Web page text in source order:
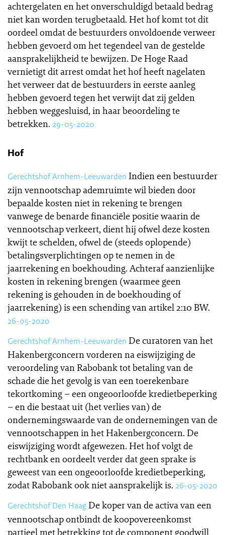
achtergelaten en het onverschuldigd betaald bedrag
niet kan worden terugbetaald. Het hof komt tot dit
oordeel omdat de bestuurders onvoldoende verweer
hebben gevoerd om het tegendeel van de gestelde
aansprakelijkheid te bewijzen. De Hoge Raad
vernietigt dit arrest omdat het hof heeft nagelaten
het verweer dat de bestuurders in eerste aanleg
hebben gevoerd tegen het verwijt dat zij gelden
hebben weggesluisd, in haar beoordeling te
betrekken. 29-05-2020
Hof
Gerechtshof Arnhem-Leeuwarden Indien een bestuurder
zijn vennootschap ademruimte wil bieden door
bepaalde kosten niet in rekening te brengen
vanwege de benarde financiële positie waarin de
vennootschap verkeert, dient hij ofwel deze kosten
kwijt te schelden, ofwel de (steeds oplopende)
betalingsverplichtingen op te nemen in de
jaarrekening en boekhouding. Achteraf aanzienlijke
kosten in rekening brengen (waarmee geen
rekening is gehouden in de boekhouding of
jaarrekening) is een schending van artikel 2:10 BW.
26-05-2020
Gerechtshof Arnhem-Leeuwarden De curatoren van het
Hakenbergconcern vorderen na eiswijziging de
veroordeling van Rabobank tot betaling van de
schade die het gevolg is van een toerekenbare
tekortkoming – een ongeoorloofde kredietbeperking
– en die bestaat uit (het verlies van) de
ondernemingswaarde van de ondernemingen van de
vennootschappen in het Hakenbergconcern. De
eiswijziging wordt afgewezen. Het hof volgt de
rechtbank en oordeelt verder dat geen sprake is
geweest van een ongeoorloofde kredietbeperking,
zodat Rabobank ook niet aansprakelijk is. 26-05-2020
Gerechtshof Den HaagDe koper van de activa van een
vennootschap ontbindt de koopovereenkomst
partieel met betrekking tot de component goodwill